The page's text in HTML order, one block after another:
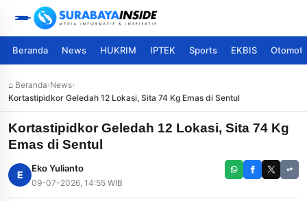
Beranda News HUKRIM IPTEK Sports EKBIS
⌂ Beranda›News›
Kortastipidkor Geledah 12 Lokasi, Sita 74 Kg Emas di Sentul
Kortastipidkor Geledah 12 Lokasi, Sita 74 Kg
Emas di Sentul
E
Eko Yulianto
09-07-2026, 14:55 WIB